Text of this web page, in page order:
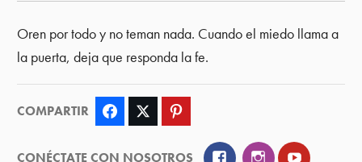
Oren por todo y no teman nada. Cuando el miedo llama a
la puerta, deja que responda la fe.
COMPARTIR Facebook Twitter
CONÉCTATE CON NOSOTROS FacebookInstagramYouTube